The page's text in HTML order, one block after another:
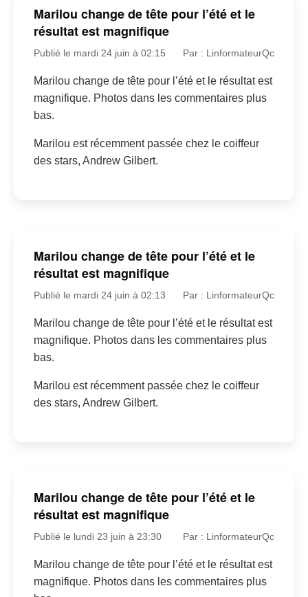
Marilou change de tête pour l’été et le
résultat est magnifique
Publié le mardi 24 juin à 02:15 Par : LinformateurQc
Marilou change de tête pour l’été et le résultat est
magnifique. Photos dans les commentaires plus
bas.
Marilou est récemment passée chez le coiffeur
des stars, Andrew Gilbert.
Marilou change de tête pour l’été et le
résultat est magnifique
Publié le mardi 24 juin à 02:13 Par : LinformateurQc
Marilou change de tête pour l’été et le résultat est
magnifique. Photos dans les commentaires plus
bas.
Marilou est récemment passée chez le coiffeur
des stars, Andrew Gilbert.
Marilou change de tête pour l’été et le
résultat est magnifique
Publié le lundi 23 juin à 23:30 Par : LinformateurQc
Marilou change de tête pour l’été et le résultat est
magnifique. Photos dans les commentaires plus